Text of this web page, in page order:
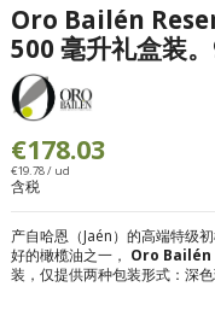
Oro Bailén
500 毫升礼盒装。
€178.03
€19.78 / ud
含税
产自哈恩（Jaén）的高端特级
好的橄榄油之一， Oro
装，仅提供两种包装形式：深